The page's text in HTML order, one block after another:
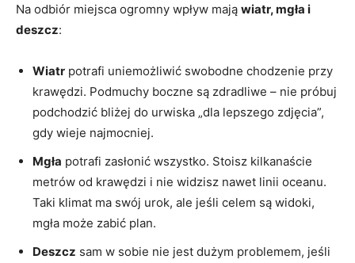
Na odbiór miejsca ogromny wpływ mają wiatr, mgła i
deszcz:
Wiatr potrafi uniemożliwić swobodne chodzenie przy
krawędzi. Podmuchy boczne są zdradliwe – nie próbuj
podchodzić bliżej do urwiska „dla lepszego zdjęcia”,
gdy wieje najmocniej.
Mgła potrafi zasłonić wszystko. Stoisz kilkanaście
metrów od krawędzi i nie widzisz nawet linii oceanu.
Taki klimat ma swój urok, ale jeśli celem są widoki,
mgła może zabić plan.
Deszcz sam w sobie nie jest dużym problemem, jeśli